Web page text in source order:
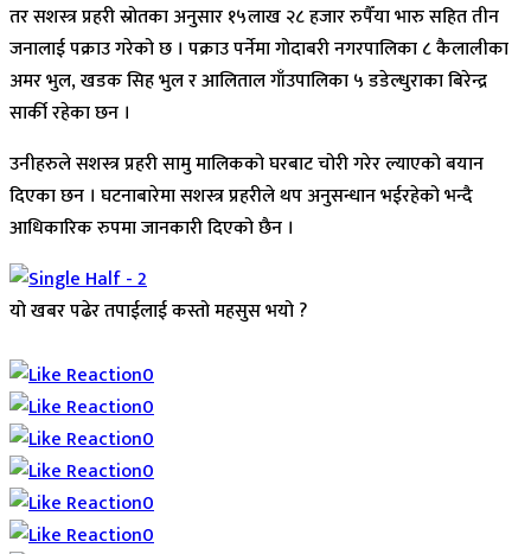
तर सशस्त्र प्रहरी स्रोतका अनुसार १५लाख २८ हजार रुपैँया भारु सहित तीन
जनालाई पक्राउ गरेको छ । पक्राउ पर्नेमा गोदाबरी नगरपालिका ८ कैलालीका
अमर भुल, खडक सिह भुल र आलिताल गाँउपालिका ५ डडेल्धुराका बिरेन्द्र
सार्की रहेका छन ।
उनीहरुले सशस्त्र प्रहरी सामु मालिकको घरबाट चोरी गरेर ल्याएको बयान
दिएका छन । घटनाबारेमा सशस्त्र प्रहरीले थप अनुसन्धान भईरहेको भन्दै
आधिकारिक रुपमा जानकारी दिएको छैन ।
यो खबर पढेर तपाईलाई कस्तो महसुस भयो ?
0
0
0
0
0
0